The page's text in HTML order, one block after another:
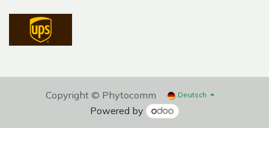
Copyright © Phytocomm Deutsch
Powered by